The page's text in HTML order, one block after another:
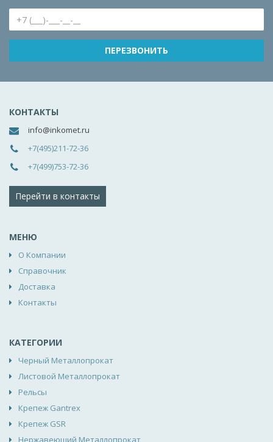
КОНТАКТЫ
info@inkomet.ru
+7(495)211-72-36
+7(499)753-72-36
Перейти в контакты
МЕНЮ
О Компании
Справочник
Доставка
Контакты
КАТЕГОРИИ
Черный Металлопрокат
Листовой Металлопрокат
Рельсы
Крепеж Gantrex
Крепеж GSR
Нержавеющий Металлопрокат